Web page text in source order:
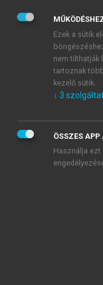
Adatkezelési
veszem és
Általános
mersz.huoldalak
tudomásul
Ezek a sütik
nem tilthatják
tartoznak
kezelő sütik.
↓ 3
ÖSSZES
Használja